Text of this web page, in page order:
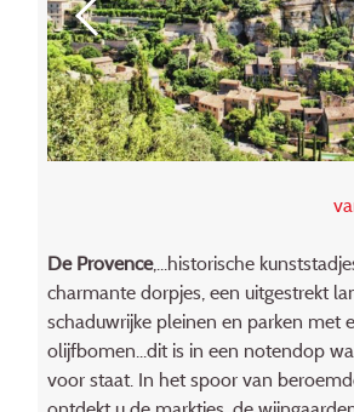
De Provence,...historische
charmante dorpjes, een uitgestrekt
schaduwrijke pleinen en parken met
olijfbomen...dit is in een notendop
voor staat. In het spoor van